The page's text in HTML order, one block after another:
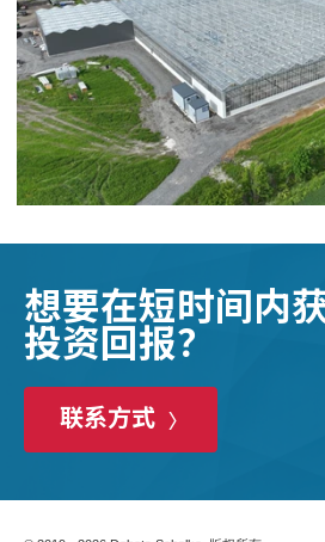
想要在短时间内
投资回报？
联系方式